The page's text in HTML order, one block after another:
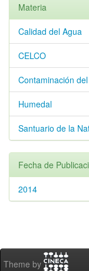
Materia
Calidad del Agua
CELCO
Contaminación
Humedal
Santuario de la
Fecha de
2014
Theme by